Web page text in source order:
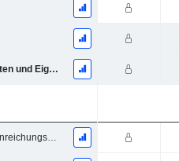
Gesamtverbindlichkeiten und Eigenkapital
Gesamtzahl der am Einreichungsdatum ausstehenden Aktien